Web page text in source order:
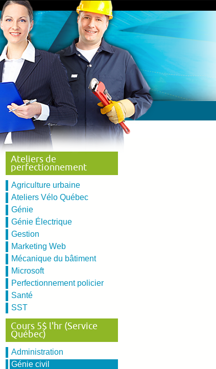
Ateliers de
perfectionnement
Agriculture urbaine
Ateliers Vélo Québec
Génie
Génie Électrique
Gestion
Marketing Web
Mécanique du bâtiment
Microsoft
Perfectionnement policier
Santé
SST
Cours 5$ l'hr (Service
Québec)
Administration
Génie civil